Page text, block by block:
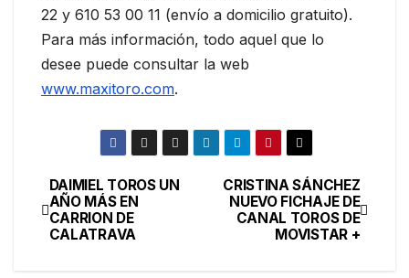
22 y 610 53 00 11 (envío a domicilio gratuito).
Para más información, todo aquel que lo
desee puede consultar la web
www.maxitoro.com.
CRISTINA SÁNCHEZ
NUEVO FICHAJE DE
CANAL TOROS DE
MOVISTAR +
DAIMIEL TOROS UN
AÑO MÁS EN
CARRION DE
CALATRAVA